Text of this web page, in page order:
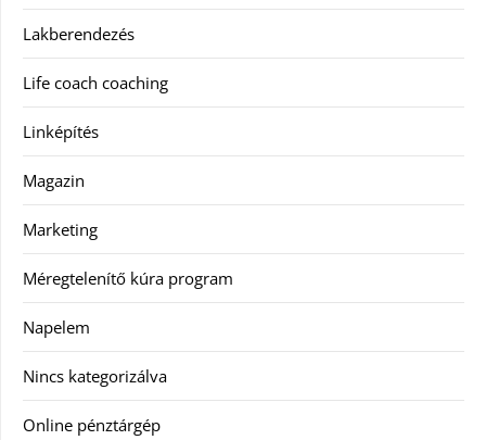
Lakberendezés
Life coach coaching
Linképítés
Magazin
Marketing
Méregtelenítő kúra program
Napelem
Nincs kategorizálva
Online pénztárgép